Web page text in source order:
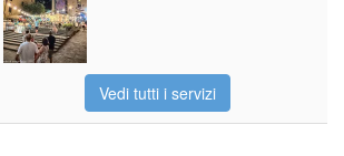
Vedi tutti i servizi